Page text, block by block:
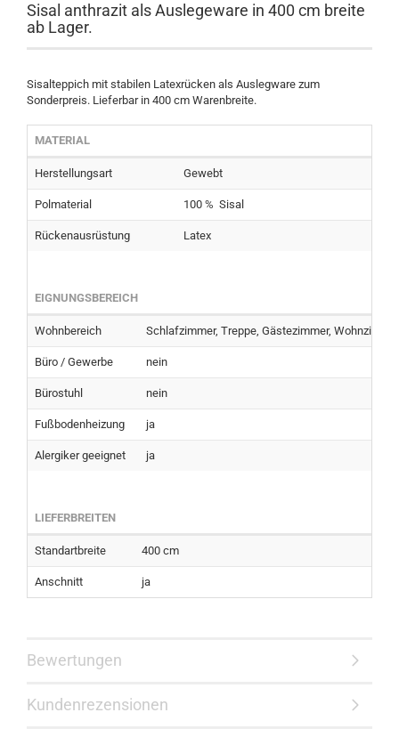
Sisal anthrazit als Auslegeware in 400 cm breite
ab Lager.
Sisalteppich mit stabilen Latexrücken als Auslegware zum
Sonderpreis. Lieferbar in 400 cm Warenbreite.
MATERIAL
Herstellungsart Gewebt
Polmaterial 100 % Sisal
Rückenausrüstung Latex
EIGNUNGSBEREICH
Wohnbereich Schlafzimmer, Treppe, Gästezimmer,
Büro / Gewerbe nein
Bürostuhl nein
Fußbodenheizung ja
Alergiker geeignet ja
LIEFERBREITEN
Standartbreite 400 cm
Anschnitt ja
Bewertungen
Kundenrezensionen